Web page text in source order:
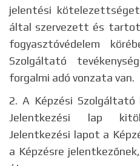
jelentési
által szervezett és
fogyasztóvédelem
Szolgáltató
forgalmi adó vonzata van.
2. A Képzési Szolgáltató
Jelentkezési lap
Jelentkezési lapot a
a Képzésre